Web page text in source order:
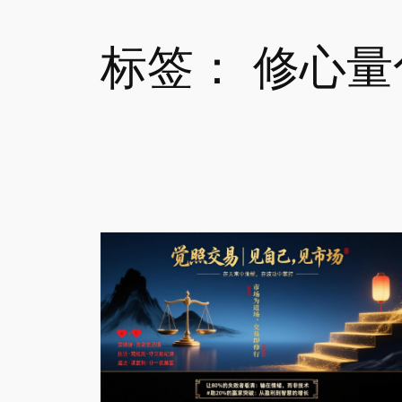
标签： 修心